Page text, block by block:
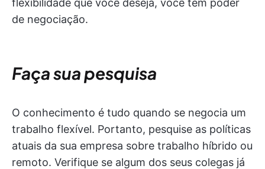
flexibilidade que você deseja, você tem poder
de negociação.
Faça sua pesquisa
O conhecimento é tudo quando se negocia um
trabalho flexível. Portanto, pesquise as políticas
atuais da sua empresa sobre trabalho híbrido ou
remoto. Verifique se algum dos seus colegas já